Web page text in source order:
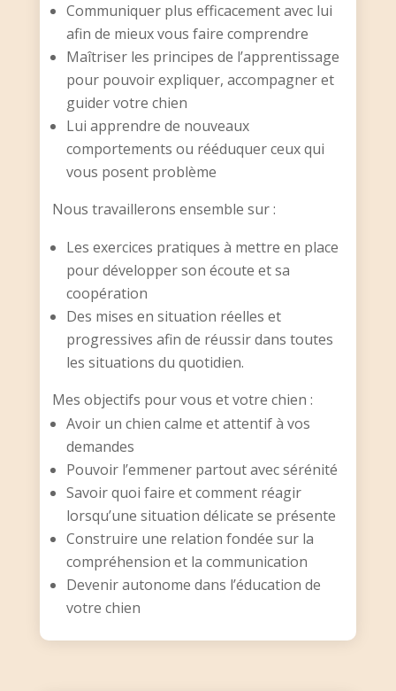
Communiquer plus efficacement avec lui
afin de mieux vous faire comprendre
Maîtriser les principes de l’apprentissage
pour pouvoir expliquer, accompagner et
guider votre chien
Lui apprendre de nouveaux
comportements ou rééduquer ceux qui
vous posent problème
Nous travaillerons ensemble sur :
Les exercices pratiques à mettre en place
pour développer son écoute et sa
coopération
Des mises en situation réelles et
progressives afin de réussir dans toutes
les situations du quotidien.
Mes objectifs pour vous et votre chien :
Avoir un chien calme et attentif à vos
demandes
Pouvoir l’emmener partout avec sérénité
Savoir quoi faire et comment réagir
lorsqu’une situation délicate se présente
Construire une relation fondée sur la
compréhension et la communication
Devenir autonome dans l’éducation de
votre chien